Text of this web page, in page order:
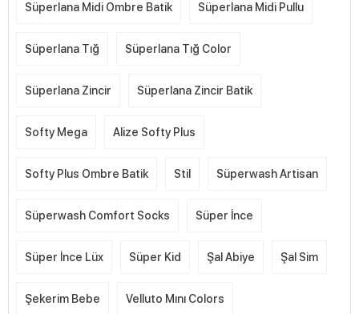
Süperlana Midi Ombre Batik Süperlana Midi Pullu
Süperlana Tığ Süperlana Tığ Color
Süperlana Zincir Süperlana Zincir Batik
Softy Mega Alize Softy Plus
Softy Plus Ombre Batik Stil Süperwash Artisan
Süperwash Comfort Socks Süper İnce
Süper İnce Lüx Süper Kid Şal Abiye Şal Sim
Şekerim Bebe Velluto Mını Colors